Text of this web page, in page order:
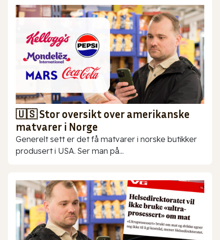
🇺🇸 Stor oversikt over amerikanske
matvarer i Norge
Generelt sett er det få matvarer i norske butikker
produsert i USA. Ser man på...